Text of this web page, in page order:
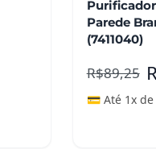
Parede
(7411040)
R$89,25
💳 Até 1x de